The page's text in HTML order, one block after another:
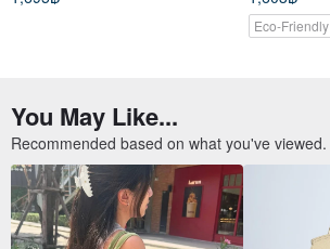
Eco-Friendly
You May Like...
Recommended based on what you've viewed.